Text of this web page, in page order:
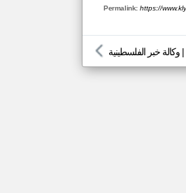
Permalink:
وكالة خبر الفلسطينية |